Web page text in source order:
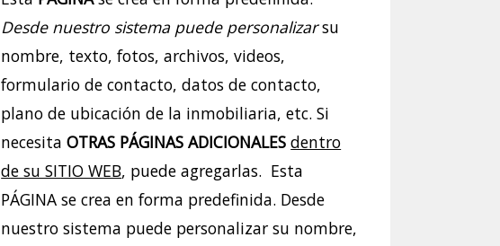
Desde nuestro sistema puede personalizarsu
nombre, texto, fotos, archivos, videos,
formulario de contacto, datos de contacto,
plano de ubicación de la inmobiliaria, etc. Si
necesitaOTRAS PÁGINAS ADICIONALES dentro
de su SITIO WEB, puede agregarlas. Esta
PÁGINA se crea en forma predefinida. Desde
nuestro sistema puede personalizar su nombre,